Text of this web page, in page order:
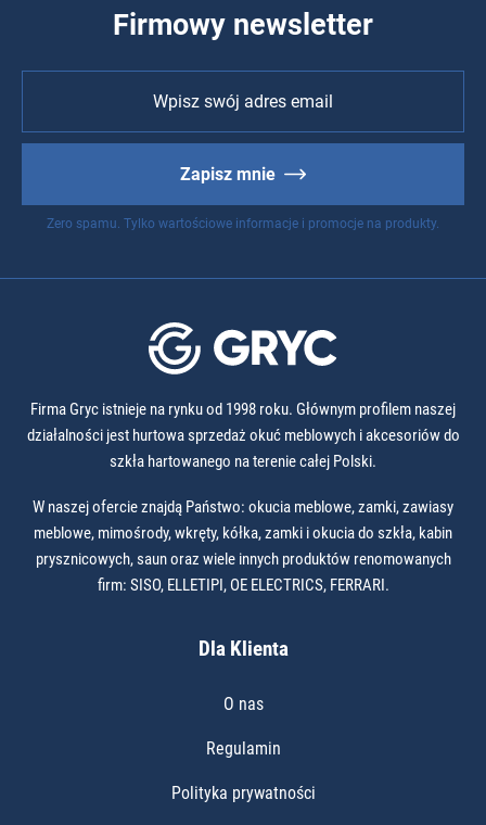
Firmowy newsletter
Zapisz mnie
Zero spamu. Tylko wartościowe informacje i promocje na produkty.
Firma Gryc istnieje na rynku od 1998 roku. Głównym profilem naszej
działalności jest hurtowa sprzedaż okuć meblowych i akcesoriów do
szkła hartowanego na terenie całej Polski.
W naszej ofercie znajdą Państwo: okucia meblowe, zamki, zawiasy
meblowe, mimośrody, wkręty, kółka, zamki i okucia do szkła, kabin
prysznicowych, saun oraz wiele innych produktów renomowanych
firm: SISO, ELLETIPI, OE ELECTRICS, FERRARI.
Dla Klienta
O nas
Regulamin
Polityka prywatności